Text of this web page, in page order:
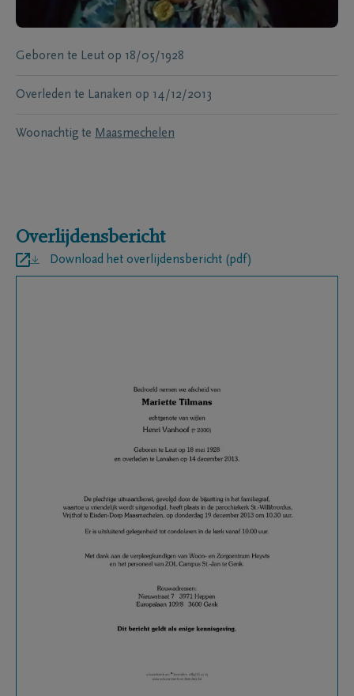
Geboren te Leut op 18/05/1928
Overleden te Lanaken op 14/12/2013
Woonachtig te Maasmechelen
Overlijdensbericht
Download het overlijdensbericht (pdf)